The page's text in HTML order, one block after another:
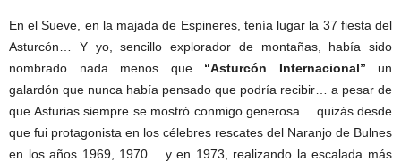
En el Sueve, en la majada de Espineres, tenía lugar la 37 fiesta del
Asturcón… Y yo, sencillo explorador de montañas, había sido
nombrado nada menos que “Asturcón Internacional” un
galardón que nunca había pensado que podría recibir… a pesar de
que Asturias siempre se mostró conmigo generosa… quizás desde
que fui protagonista en los célebres rescates del Naranjo de Bulnes
en los años 1969, 1970… y en 1973, realizando la escalada más